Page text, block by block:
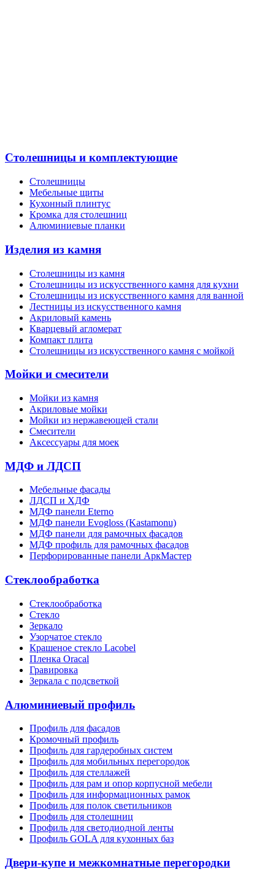
Столешницы и комплектующие
Столешницы
Мебельные щиты
Кухонный плинтус
Кромка для столешниц
Алюминиевые планки
Изделия из камня
Столешницы из камня
Cтолешницы из искусственного камня для кухни
Cтолешницы из искусственного камня для ванной
Лестницы из искусственного камня
Акриловый камень
Кварцевый агломерат
Компакт плита
Столешницы из искусственного камня с мойкой
Мойки и смесители
Мойки из камня
Акриловые мойки
Мойки из нержавеющей стали
Смесители
Аксессуары для моек
МДФ и ЛДСП
Мебельные фасады
ЛДСП и ХДФ
МДФ панели Eterno
МДФ панели Evogloss (Kastamonu)
МДФ панели для рамочных фасадов
МДФ профиль для рамочных фасадов
Перфорированные панели АркМастер
Стеклообработка
Стеклообработка
Стекло
Зеркало
Узорчатое стекло
Крашеное стекло Lacobel
Пленка Oracal
Гравировка
Зеркала с подсветкой
Алюминиевый профиль
Профиль для фасадов
Кромочный профиль
Профиль для гардеробных систем
Профиль для мобильных перегородок
Профиль для стеллажей
Профиль для рам и опор корпусной мебели
Профиль для информационных рамок
Профиль для полок светильников
Профиль для столешниц
Профиль для светодиодной ленты
Профиль GOLA для кухонных баз
Двери-купе и межкомнатные перегородки